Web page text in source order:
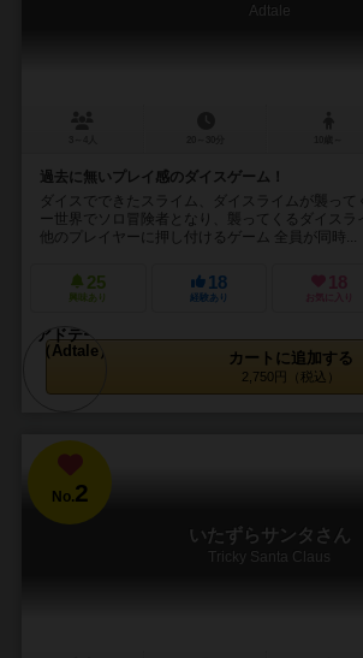
Adtale
過去に無いプレイ感のダイスゲーム！
ダイスでできたスライム、ダイスライムが襲って
ー世界でソロ冒険者となり、襲ってくるダイスラ
他のプレイヤーに押し付けるゲーム 全員が同時...
25
興味あり
18
経験あり
18
お気に入り
カートに追加する
2,750円（税込）
No.2
いたずらサンタさん
Tricky Santa Claus